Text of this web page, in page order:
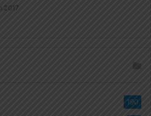
2017
190